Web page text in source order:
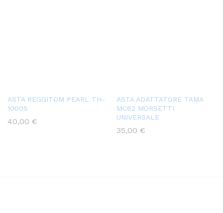
ASTA REGGITOM PEARL TH-
1000S
40,00 €
ASTA ADATTATORE TAMA
MC62 MORSETTI
UNIVERSALE
35,00 €